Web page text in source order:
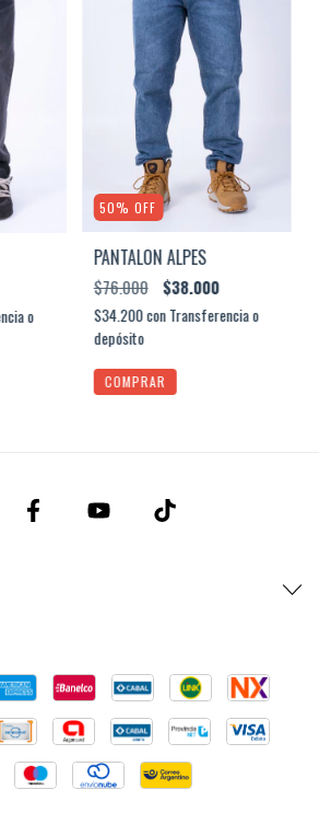
o
50%OFF
PANTALON ALPES
$76.000 $38.000
$34.200conTransferencia o
depósito
COMPRAR